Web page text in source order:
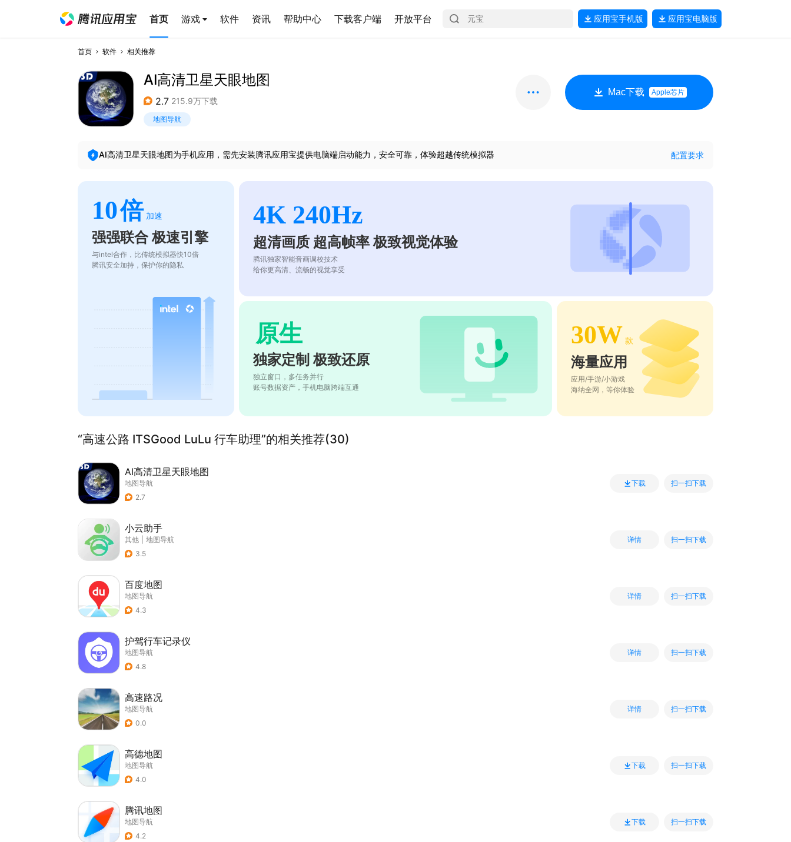
首页 游戏 软件 资讯 帮助中心 下载客户端 开放平台 应用宝手机版 应用宝电脑版
首页 软件 相关推荐
AI高清卫星天眼地图
2.7 215.9万下载
地图导航
Mac下载 Apple芯片
AI高清卫星天眼地图为手机应用，需先安装腾讯应用宝提供电脑端启动能力，安全可靠，体验超越传统模拟器 配置要求
10倍 加速
强强联合 极速引擎
与intel合作，比传统模拟器快10倍
腾讯安全加持，保护你的隐私
4K 240Hz
超清画质 超高帧率 极致视觉体验
腾讯独家智能音画调校技术
给你更高清、流畅的视觉享受
原生
独家定制 极致还原
独立窗口，多任务并行
账号数据资产，手机电脑跨端互通
30W 款
海量应用
应用/手游/小游戏
海纳全网，等你体验
“高速公路 ITSGood LuLu 行车助理”的相关推荐(30)
AI高清卫星天眼地图
地图导航
2.7
下载 扫一扫下载
小云助手
其他
地图导航
3.5
详情 扫一扫下载
百度地图
地图导航
4.3
详情 扫一扫下载
护驾行车记录仪
地图导航
4.8
详情 扫一扫下载
高速路况
地图导航
0.0
详情 扫一扫下载
高德地图
地图导航
4.0
下载 扫一扫下载
腾讯地图
地图导航
4.2
下载 扫一扫下载